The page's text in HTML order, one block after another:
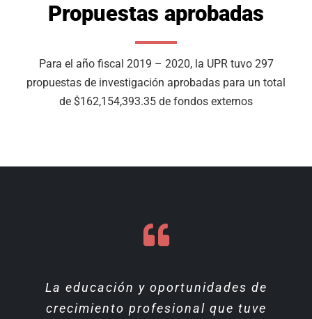
Propuestas aprobadas
Para el año fiscal 2019 – 2020, la UPR tuvo 297
propuestas de investigación aprobadas para un total
de $162,154,393.35 de fondos externos
La educación y oportunidades de
crecimiento profesional que tuve
En la UPR en Cayey aprendí que
las oportunidades están en todas
En el nido (UPR Humacao) pude
adquirir técnicas básicas de
Las experiencias de investigación
y el conocimiento adquirido
La Universidad de Puerto Rico me
ha provisto los cursos y la